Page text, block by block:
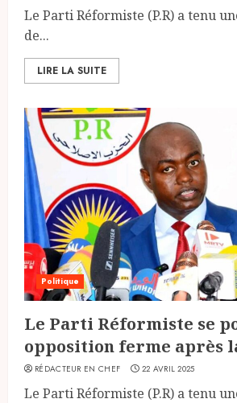
Le Parti Réformiste (P.R) a tenu
de...
LIRE LA SUITE
Politique
Le Parti Réformiste se
opposition ferme après
RÉDACTEUR EN CHEF 22 AVRIL 2025
Le Parti Réformiste (P.R) a tenu